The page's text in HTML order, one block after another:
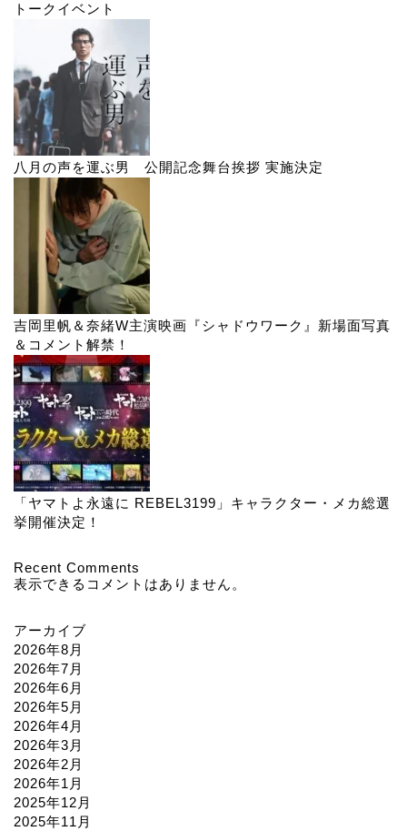
トークイベント
八月の声を運ぶ男 公開記念舞台挨拶 実施決定
吉岡里帆＆奈緒W主演映画『シャドウワーク』新場面写真
＆コメント解禁！
「ヤマトよ永遠に REBEL3199」キャラクター・メカ総選
挙開催決定！
Recent Comments
表示できるコメントはありません。
アーカイブ
2026年8月
2026年7月
2026年6月
2026年5月
2026年4月
2026年3月
2026年2月
2026年1月
2025年12月
2025年11月